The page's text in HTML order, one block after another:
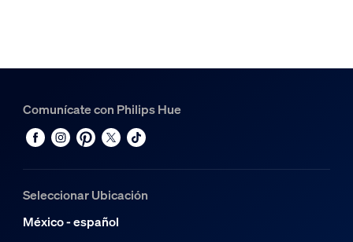
Comunícate con Philips Hue
Seleccionar Ubicación
México - español